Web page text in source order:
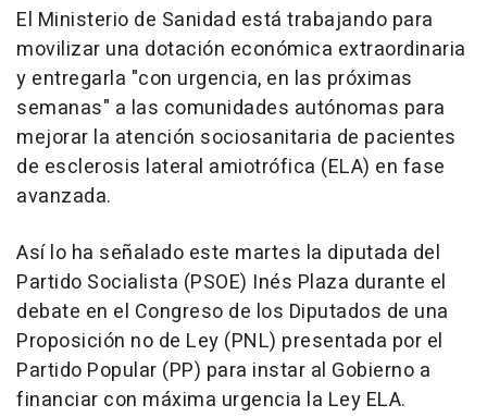
El Ministerio de Sanidad está trabajando para
movilizar una dotación económica extraordinaria
y entregarla "con urgencia, en las próximas
semanas" a las comunidades autónomas para
mejorar la atención sociosanitaria de pacientes
de esclerosis lateral amiotrófica (ELA) en fase
avanzada.
Así lo ha señalado este martes la diputada del
Partido Socialista (PSOE) Inés Plaza durante el
debate en el Congreso de los Diputados de una
Proposición no de Ley (PNL) presentada por el
Partido Popular (PP) para instar al Gobierno a
financiar con máxima urgencia la Ley ELA.